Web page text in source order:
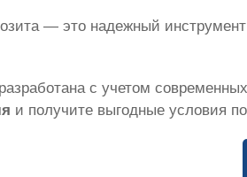
— это надежный
с учетом
и получите выгодные условия